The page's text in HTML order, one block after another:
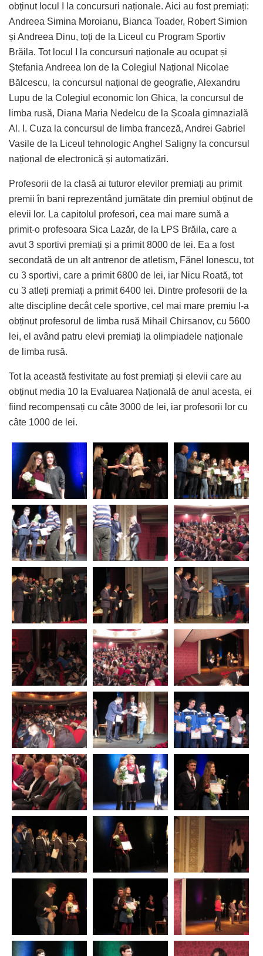
obținut locul I la concursuri naționale. Aici au fost premiați:
Andreea Simina Moroianu, Bianca Toader, Robert Simion
și Andreea Dinu, toți de la Liceul cu Program Sportiv
Brăila. Tot locul I la concursuri naționale au ocupat și
Ștefania Andreea Ion de la Colegiul Național Nicolae
Bălcescu, la concursul național de geografie, Alexandru
Lupu de la Colegiul economic Ion Ghica, la concursul de
limba rusă, Diana Maria Nedelcu de la Școala gimnazială
Al. I. Cuza la concursul de limba franceză, Andrei Gabriel
Vasile de la Liceul tehnologic Anghel Saligny la concursul
național de electronică și automatizări.
Profesorii de la clasă ai tuturor elevilor premiați au primit
premii în bani reprezentând jumătate din premiul obținut de
elevii lor. La capitolul profesori, cea mai mare sumă a
primit-o profesoara Sica Lazăr, de la LPS Brăila, care a
avut 3 sportivi premiați și a primit 8000 de lei. Ea a fost
secondată de un alt antrenor de atletism, Fănel Ionescu, tot
cu 3 sportivi, care a primit 6800 de lei, iar Nicu Roată, tot
cu 3 atleți premiați a primit 6400 lei. Dintre profesorii de la
alte discipline decât cele sportive, cel mai mare premiu l-a
obținut profesorul de limba rusă Mihail Chirsanov, cu 5600
lei, el având patru elevi premiați la olimpiadele naționale
de limba rusă.
Tot la această festivitate au fost premiați și elevii care au
obținut media 10 la Evaluarea Națională de anul acesta, ei
fiind recompensați cu câte 3000 de lei, iar profesorii lor cu
câte 1000 de lei.